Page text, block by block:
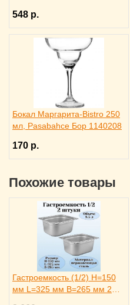
548 р.
Бокал Маргарита-Bistro 250
мл, Pasabahce Бор 1140208
170 р.
Похожие товары
Гастроемкость (1/2) H=150
мм L=325 мм B=265 мм 2